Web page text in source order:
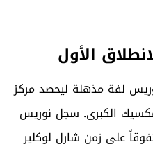
الأول
لفة مذهلة ليحصد مركز
الكبرى. سجل نوريس
ثانية، متفوقاً على زمن شارل لوكلير